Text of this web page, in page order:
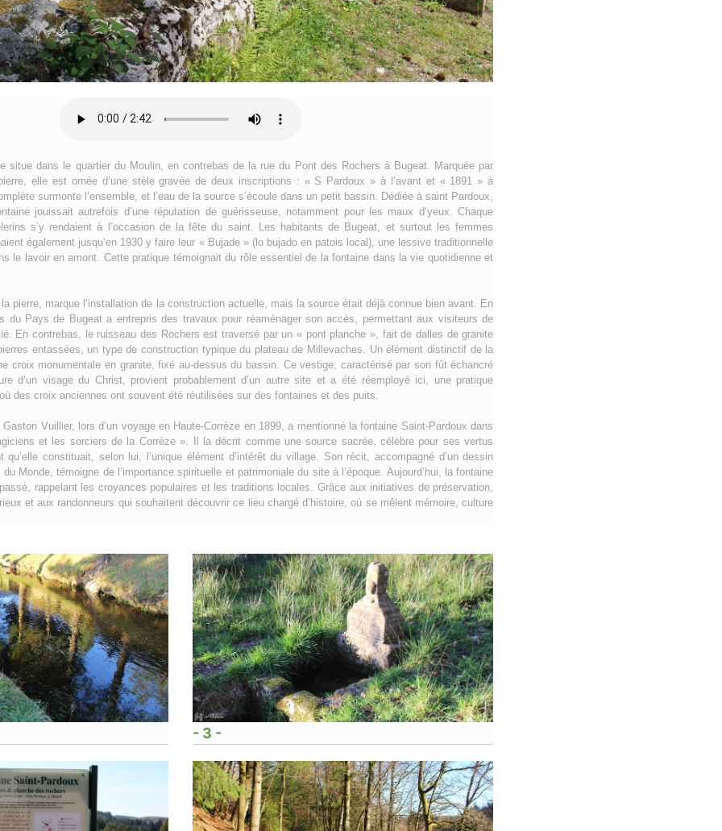
situe dans le quartier du Moulin, en contrebas de la rue du Pont des Rochers à Bugeat. Marquée par
elle est ornée d’une stèle gravée de deux inscriptions : « S Pardoux » à l’avant et « 1891 » à
surmonte l’ensemble, et l’eau de la source s’écoule dans un petit bassin. Dédiée à saint Pardoux,
jouissait autrefois d’une réputation de guérisseuse, notamment pour les maux d’yeux. Chaque
s’y rendaient à l’occasion de la fête du saint. Les habitants de Bugeat, et surtout les femmes
également jusqu’en 1930 y faire leur « Bujade » (lo bujado en patois local), une lessive traditionnelle
le lavoir en amont. Cette pratique témoignait du rôle essentiel de la fontaine dans la vie quotidienne et
pierre, marque l’installation de la construction actuelle, mais la source était déjà connue bien avant. En
du Pays de Bugeat a entrepris des travaux pour réaménager son accès, permettant aux visiteurs de
En contrebas, le ruisseau des Rochers est traversé par un « pont planche », fait de dalles de granite
entassées, un type de construction typique du plateau de Millevaches. Un élément distinctif de la
croix monumentale en granite, fixé au-dessus du bassin. Ce vestige, caractérisé par son fût échancré
d’un visage du Christ, provient probablement d’un autre site et a été réemployé ici, une pratique
des croix anciennes ont souvent été réutilisées sur des fontaines et des puits.
Vuillier, lors d’un voyage en Haute-Corrèze en 1899, a mentionné la fontaine Saint-Pardoux dans
et les sorciers de la Corrèze ». Il la décrit comme une source sacrée, célèbre pour ses vertus
constituait, selon lui, l’unique élément d’intérêt du village. Son récit, accompagné d’un dessin
Monde, témoigne de l’importance spirituelle et patrimoniale du site à l’époque. Aujourd’hui, la fontaine
rappelant les croyances populaires et les traditions locales. Grâce aux initiatives de préservation,
et aux randonneurs qui souhaitent découvrir ce lieu chargé d’histoire, où se mêlent mémoire, culture
- 3 -